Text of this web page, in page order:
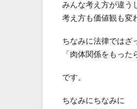
みんな考え方が違う
考え方も価値観も変
ちなみに法律ではざ
「肉体関係をもった
です。
ちなみにちなみに